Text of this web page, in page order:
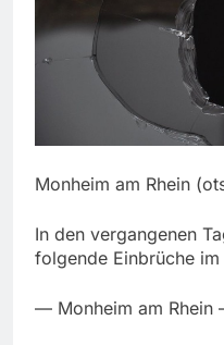
Monheim am Rhein
In den vergangenen
folgende Einbrüche
— Monheim am Rhein